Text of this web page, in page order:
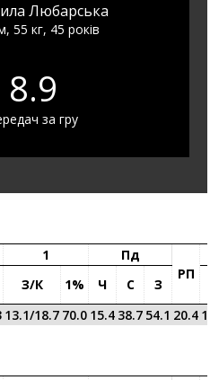
Любарська
55 кг, 45 років
8.9
за гру
1
Пд
РП
З/к 1% Ч С З
13.1/18.7 70.0 15.4 38.7 54.1 20.4